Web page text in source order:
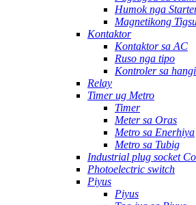
Humok nga
Magnetikong
Kontaktor
Kontaktor sa AC
Ruso nga tipo
Kontroler sa
Relay
Timer ug Metro
Timer
Meter sa Oras
Metro sa Enerhiya
Metro sa Tubig
Industrial plug socket
Photoelectric switch
Piyus
Piyus